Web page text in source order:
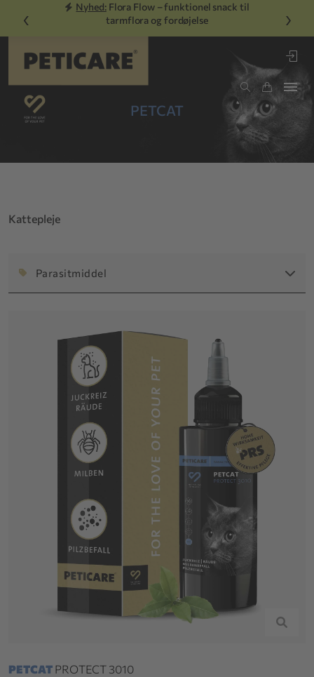
‹
Nyhed:Flora Flow – funktionel snack til
tarmflora og fordøjelse
›
PETCAT
Kattepleje
Parasitmiddel
PETCAT PROTECT 3010